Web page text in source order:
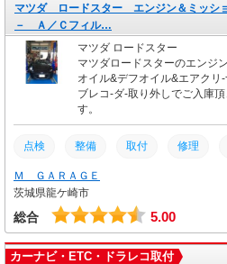
マツダ ロードスター エンジン＆ミッシ
－ Ａ／Ｃフィル…
マツダ ロードスター
マツダロードスターのエンジ
オイル&デフオイル&エアクリ
ブレコ-ダ-取り外しでご入庫
す。
点検 整備 取付 修理
Ｍ ＧＡＲＡＧＥ
茨城県龍ケ崎市
総合 5.00
カーナビ・ETC・ドラレコ取付